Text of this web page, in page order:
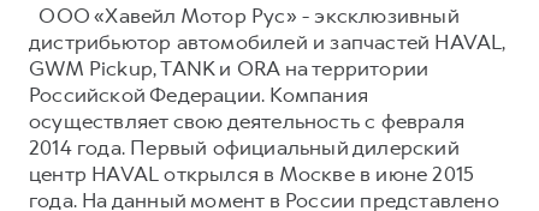
ООО «Хавейл Мотор Рус» - эксклюзивный
дистрибьютор автомобилей и запчастей HAVAL,
GWM Pickup, TANK и ORA на территории
Российской Федерации. Компания
осуществляет свою деятельность с февраля
2014 года. Первый официальный дилерский
центр HAVAL открылся в Москве в июне 2015
года. На данный момент в России представлено